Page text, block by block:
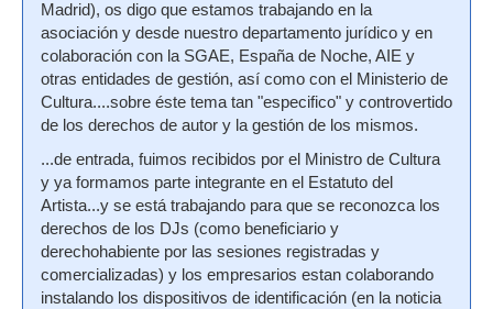
Madrid), os digo que estamos trabajando en la
asociación y desde nuestro departamento jurídico y en
colaboración con la SGAE, España de Noche, AIE y
otras entidades de gestión, así como con el Ministerio de
Cultura....sobre éste tema tan "especifico" y controvertido
de los derechos de autor y la gestión de los mismos.
...de entrada, fuimos recibidos por el Ministro de Cultura
y ya formamos parte integrante en el Estatuto del
Artista...y se está trabajando para que se reconozca los
derechos de los DJs (como beneficiario y
derechohabiente por las sesiones registradas y
comercializadas) y los empresarios estan colaborando
instalando los dispositivos de identificación (en la noticia